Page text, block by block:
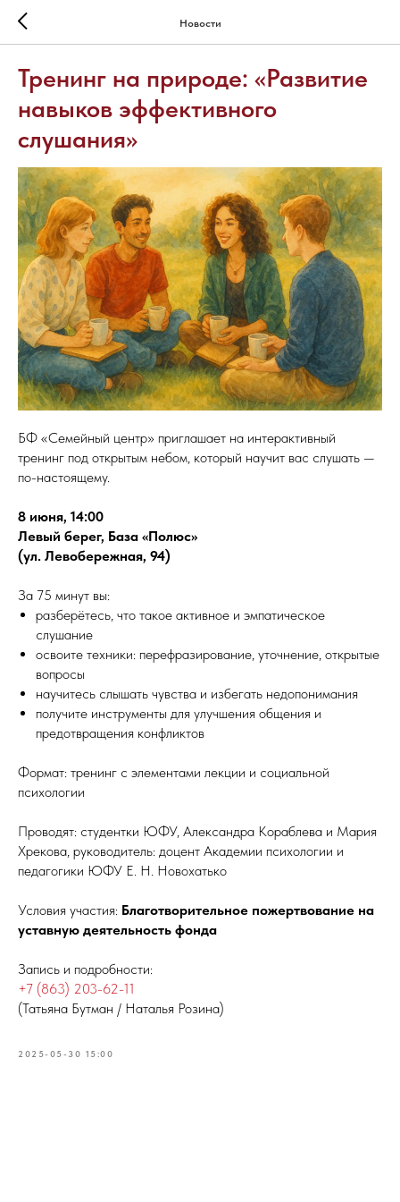
Новости
Тренинг на природе: «Развитие
навыков эффективного
слушания»
БФ «Семейный центр» приглашает на интерактивный
тренинг под открытым небом, который научит вас слушать —
по-настоящему.
8 июня, 14:00
Левый берег, База «Полюс»
(ул. Левобережная, 94)
За 75 минут вы:
разберётесь, что такое активное и эмпатическое
слушание
освоите техники: перефразирование, уточнение, открытые
вопросы
научитесь слышать чувства и избегать недопонимания
получите инструменты для улучшения общения и
предотвращения конфликтов
Формат: тренинг с элементами лекции и социальной
психологии
Проводят: студентки ЮФУ, Александра Кораблева и Мария
Хрекова, руководитель: доцент Академии психологии и
педагогики ЮФУ Е. Н. Новохатько
Условия участия: Благотворительное пожертвование на
уставную деятельность фонда
Запись и подробности:
+7 (863) 203-62-11
(Татьяна Бутман / Наталья Розина)
2025-05-30 15:00